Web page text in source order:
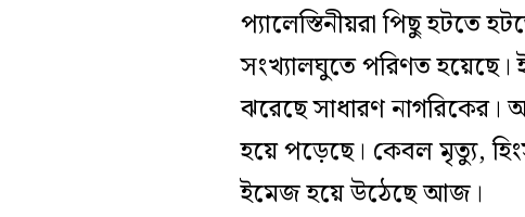
প্যালেস্তিনীয়রা পিছু হটতে
সংখ্যালঘুতে পরিণত হয়েছে।
ঝরেছে সাধারণ নাগরিকের।
হয়ে পড়েছে। কেবল মৃত্যু,
ইমেজ হয়ে উঠেছে আজ।